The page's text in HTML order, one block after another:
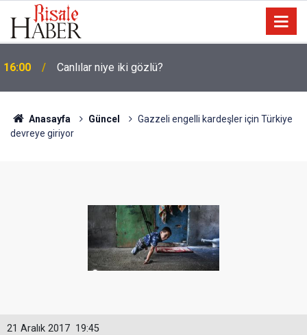
15:35 Sosyal medya, derslerde başarısızlığa yol açıyor
Anasayfa Güncel
Gazzeli engelli kardeşler için Türkiye
devreye giriyor
19:45
21 Aralık 2017